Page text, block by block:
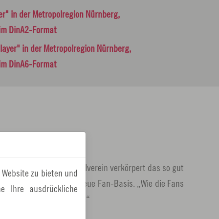
in der Metropolregion Nürnberg,
DinA2-Format
in der Metropolregion Nürnberg,
DinA6-Format
Kein deutscher Fußballverein verkörpert das so gut
hat dabei eine so treue Fan-Basis. „Wie die Fans
ist schon einzigartig.“
zu bieten und
Ihre ausdrückliche